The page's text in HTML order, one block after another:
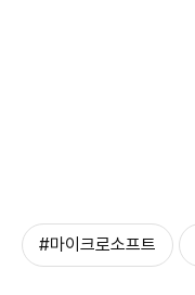
#마이크로소프트